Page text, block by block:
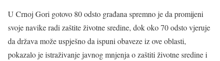
U Crnoj Gori gotovo 80 odsto građana spremno je da promijeni
svoje navike radi zaštite životne sredine, dok oko 70 odsto vjeruje
da država može uspješno da ispuni obaveze iz ove oblasti,
pokazalo je istraživanje javnog mnjenja o zaštiti životne sredine i